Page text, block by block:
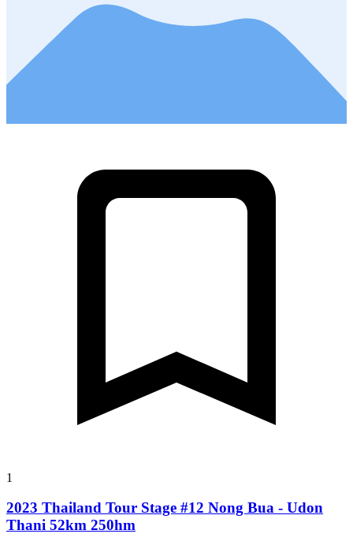
1
2023 Thailand Tour Stage #12 Nong Bua - Udon
Thani 52km 250hm